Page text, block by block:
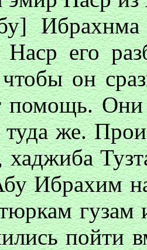
Наср его
он
помощь.
туда же.
хаджиба
Ибрахим
гузам
пойти